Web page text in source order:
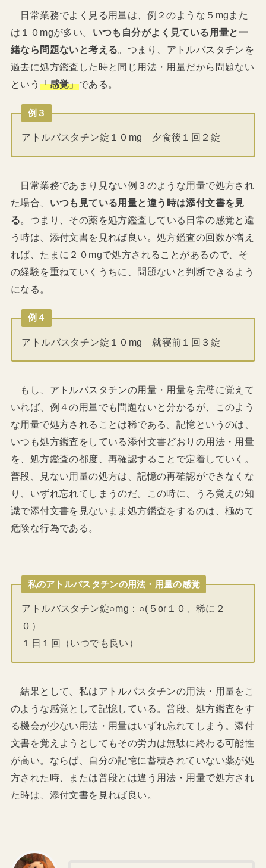
日常業務でよく見る用量は、例２のような５mgまた
は１０mgが多い。 いつも自分がよく見ている用量と一
緒なら問題ないと考える。つまり、アトルバスタチンを
過去に処方鑑査した時と同じ用法・用量だから問題ない
という「感覚」である。
例３
アトルバスタチン錠１０mg 夕食後１回２錠
日常業務であまり見ない例３のような用量で処方され
た場合、 いつも見ている用量と違う時は添付文書を見
る。つまり、その薬を処方鑑査している日常の感覚と違
う時は、添付文書を見れば良い。処方鑑査の回数が増え
れば、たまに２０mgで処方されることがあるので、そ
の経験を重ねていくうちに、問題ないと判断できるよう
になる。
例４
アトルバスタチン錠１０mg 就寝前１回３錠
もし、アトルバスタチンの用量・用量を完璧に覚えて
いれば、例４の用量でも問題ないと分かるが、このよう
な用量で処方されることは稀である。記憶というのは、
いつも処方鑑査をしている添付文書どおりの用法・用量
を、処方鑑査の都度、再確認することで定着していく。
普段、見ない用量の処方は、記憶の再確認ができなくな
り、いずれ忘れてしまうのだ。この時に、うろ覚えの知
識で添付文書を見ないまま処方鑑査をするのは、極めて
危険な行為である。
私のアトルバスタチンの用法・用量の感覚
アトルバスタチン錠○mg：○(５or１０、稀に２
０）
１日１回（いつでも良い）
結果として、私はアトルバスタチンの用法・用量をこ
のような感覚として記憶している。普段、処方鑑査をす
る機会が少ない用法・用量はいずれ忘れてしまう。添付
文書を覚えようとしてもその労力は無駄に終わる可能性
が高い。ならば、自分の記憶に蓄積されていない薬が処
方された時、または普段とは違う用法・用量で処方され
た時は、添付文書を見れば良い。